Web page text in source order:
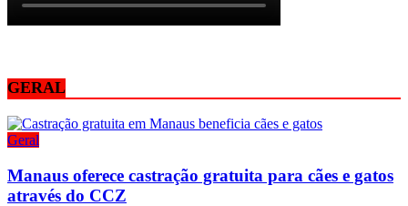
GERAL
Geral
Manaus oferece castração gratuita para cães e gatos
através do CCZ